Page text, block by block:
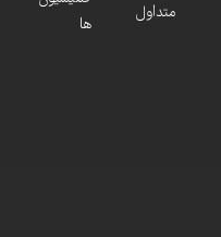
متداول
ها